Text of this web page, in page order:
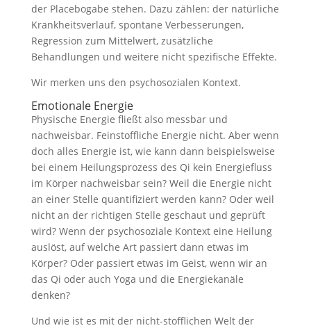
der Placebogabe stehen. Dazu zählen: der natürliche
Krankheitsverlauf, spontane Verbesserungen,
Regression zum Mittelwert, zusätzliche
Behandlungen und weitere nicht spezifische Effekte.
Wir merken uns den psychosozialen Kontext.
Emotionale Energie
Physische Energie fließt also messbar und
nachweisbar. Feinstoffliche Energie nicht. Aber wenn
doch alles Energie ist, wie kann dann beispielsweise
bei einem Heilungsprozess des Qi kein Energiefluss
im Körper nachweisbar sein? Weil die Energie nicht
an einer Stelle quantifiziert werden kann? Oder weil
nicht an der richtigen Stelle geschaut und geprüft
wird? Wenn der psychosoziale Kontext eine Heilung
auslöst, auf welche Art passiert dann etwas im
Körper? Oder passiert etwas im Geist, wenn wir an
das Qi oder auch Yoga und die Energiekanäle
denken?
Und wie ist es mit der nicht-stofflichen Welt der